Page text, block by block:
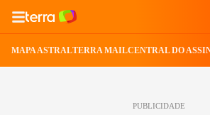
MAPA ASTRALTERRA MAILCENTRAL DO
PUBLICIDADE